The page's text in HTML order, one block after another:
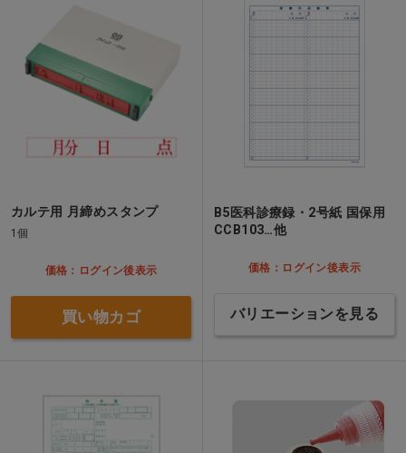
カルテ用 月締めスタンプ
1個
価格：ログイン後表示
買い物カゴ
B5医科診療録・2号紙 国保用
CCB103…他
価格：ログイン後表示
バリエーションを見る